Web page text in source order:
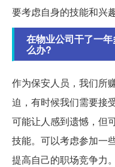
要考虑自身的技能和兴
在物业公司干了一
么办?
作为保安人员，我们所
迫，有时候我们需要接
可能让人感到遗憾，但
技能。可以考虑参加一
提高自己的职场竞争力